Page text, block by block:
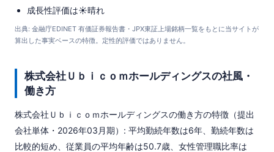
成長性評価は☀️晴れ
出典: 金融庁EDINET 有価証券報告書・JPX東証上場銘柄一覧をもとに当サイトが
算出した事実ベースの特徴。定性的評価ではありません。
株式会社Ｕｂｉｃｏｍホールディングスの社風・
働き方
株式会社Ｕｂｉｃｏｍホールディングスの働き方の特徴（提出
会社単体・2026年03月期）: 平均勤続年数は6年、勤続年数は
比較的短め、従業員の平均年齢は50.7歳、女性管理職比率は